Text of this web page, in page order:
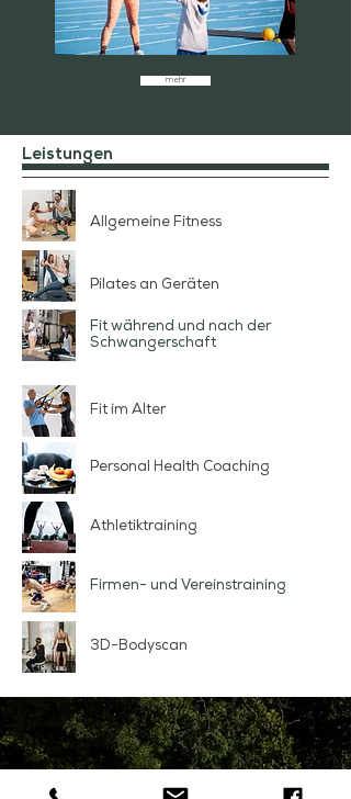
mehr
Leistungen
Allgemeine Fitness
Pilates an Geräten
Fit während und nach der
Schwangerschaft
Fit im Alter
Personal Health Coaching
Athletiktraining
Firmen- und Vereinstraining
3D-Bodyscan
.